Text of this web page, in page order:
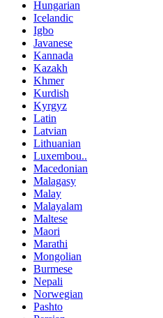
Hungarian
Icelandic
Igbo
Javanese
Kannada
Kazakh
Khmer
Kurdish
Kyrgyz
Latin
Latvian
Lithuanian
Luxembou..
Macedonian
Malagasy
Malay
Malayalam
Maltese
Maori
Marathi
Mongolian
Burmese
Nepali
Norwegian
Pashto